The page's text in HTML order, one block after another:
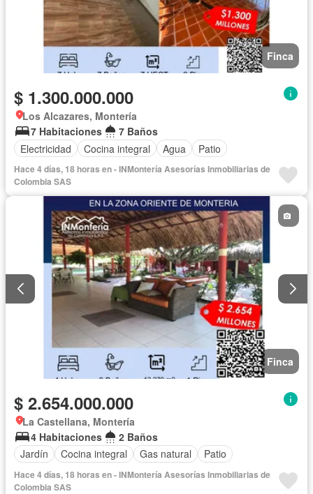
Finca
$ 1.300.000.000
Los Alcazares, Montería
7 Habitaciones
7 Baños
Electricidad
Cocina integral Agua Patio
Hace 4 días, 18 horas en - INMontería Asesorías Inmobiliarias de
Colombia SAS
Finca
$ 2.654.000.000
La Castellana, Montería
4 Habitaciones
2 Baños
Jardín
Cocina integral Gas natural Patio
Hace 4 días, 18 horas en - INMontería Asesorías Inmobiliarias de
Colombia SAS